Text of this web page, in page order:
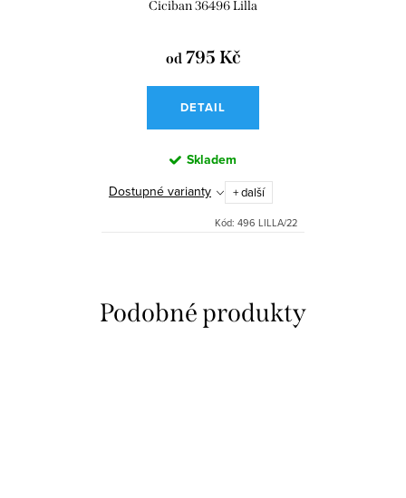
Ciciban 36496 Lilla
od795 Kč
DETAIL
Skladem
Dostupné varianty + další
Kód: 496 LILLA/22